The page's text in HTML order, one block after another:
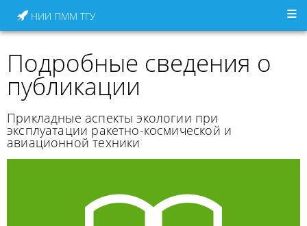
НИИ ПММ ТГУ
Подробные сведения о
публикации
Прикладные аспекты экологии при
эксплуатации ракетно-космической и
авиационной техники